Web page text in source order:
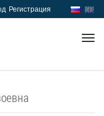
Регистрация